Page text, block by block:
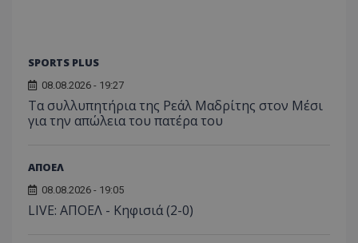
SPORTS PLUS
08.08.2026 - 19:27
Τα συλλυπητήρια της Ρεάλ Μαδρίτης στον Μέσι
για την απώλεια του πατέρα του
ΑΠΟΕΛ
08.08.2026 - 19:05
LIVE: ΑΠΟΕΛ - Κηφισιά (2-0)